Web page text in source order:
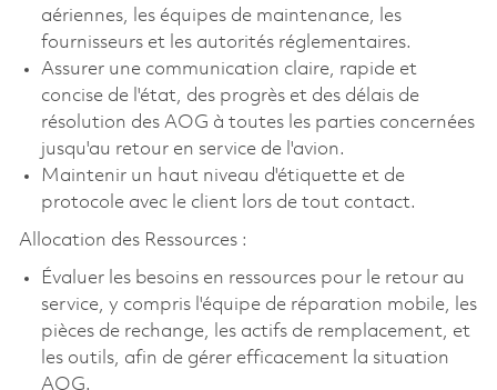
aériennes, les équipes de maintenance, les
fournisseurs et les autorités réglementaires.
Assurer une communication claire, rapide et
concise de l'état, des progrès et des délais de
résolution des AOG à toutes les parties concernées
jusqu'au retour en service de l'avion.
Maintenir un haut niveau d'étiquette et de
protocole avec le client lors de tout contact.
Allocation des Ressources :
Évaluer les besoins en ressources pour le retour au
service, y compris l'équipe de réparation mobile, les
pièces de rechange, les actifs de remplacement, et
les outils, afin de gérer efficacement la situation
AOG.